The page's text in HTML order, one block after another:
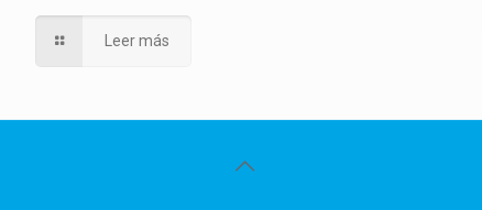
Leer más